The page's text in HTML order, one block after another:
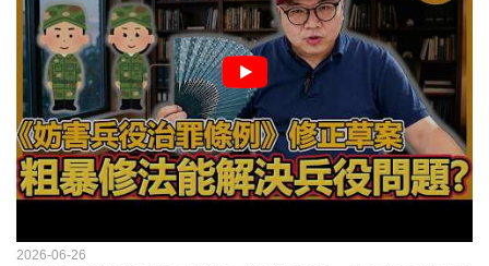
2026-06-26